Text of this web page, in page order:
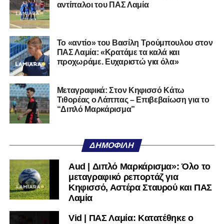
αγωνίστηκε στον Λεβαδειακό, ενώ πέρασε και από ομάδες
της Serie D στην Ιταλία, όπως οι Nocerina, S. Maria
Cilento και Castrovillari, έχοντας ξεκινήσει την
ποδοσφαιρική του διαδρομή από τον Απόλλωνα Σμύρνης.
Τον καλωσορίζουμε στην οικογένεια του Σαρωνικού και
του ευχόμαστε υγεία και επιτυχίες.»
Ακολουθήστε τοlamiara.grστοGoogle Newsγια να
μαθαίνετε πρώτοι τα κυανόλευκα νέα στην Ελλάδα και τον
Twitterκαι στοInstagram
μαθαίνετε σε χρόνο dt όλα τα νέα.
αντίπαλοι του ΠΑΣ Λαμία
Το «αντίο» του Βασίλη Τρούμπουλου στον
ΠΑΣ Λαμία: «Κρατάμε τα καλά και
προχωράμε. Ευχαριστώ για όλα»
Μεταγραφικά: Στον Κηφισσό Κάτω
Τιθορέας ο Λάππας – Επιβεβαίωση για το
“Διπλό Μαρκάρισμα”
ΔΗΜΟΦΙΛΉ
Aud | Διπλό Μαρκάρισμα»: Όλο το
μεταγραφικό ρεπορτάζ για
Κηφισσό, Αστέρα Σταυρού και ΠΑΣ
Λαμία
Vid | ΠΑΣ Λαμία: Κατατέθηκε ο